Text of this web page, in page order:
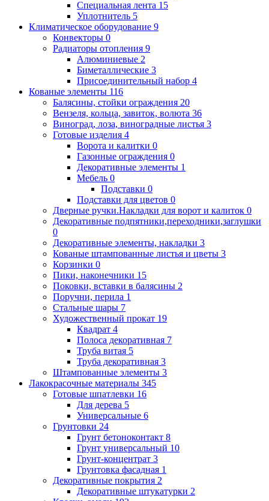
Специальная лента 15
Уплотнитель 5
Климатическое оборудование 9
Конвекторы 0
Радиаторы отопления 9
Алюминиевые 2
Биметаллические 3
Присоединительный набор 4
Кованые элементы 116
Балясины, стойки ограждения 20
Вензеля, кольца, завиток, волюта 36
Виноград, лоза, виноградные листья 3
Готовые изделия 4
Ворота и калитки 0
Газонные ограждения 0
Декоративные элементы 1
Мебель 0
Подставки 0
Подставки для цветов 0
Дверные ручки.Накладки для ворот и калиток 0
Декоративные подпятники,переходники,заглушки
0
Декоративные элементы, накладки 3
Кованые штампованные листья и цветы 3
Корзинки 0
Пики, наконечники 15
Поковки, вставки в балясины 2
Поручни, перила 1
Стальные шары 7
Художественный прокат 19
Квадрат 4
Полоса декоративная 7
Труба витая 5
Труба декоративная 3
Штампованные элементы 3
Лакокрасочные материалы 345
Готовые шпатлевки 16
Для дерева 5
Универсальные 6
Грунтовки 24
Грунт бетоноконтакт 8
Грунт универсальный 10
Грунт-концентрат 3
Грунтовка фасадная 1
Декоративные покрытия 2
Декоративные штукатурки 2